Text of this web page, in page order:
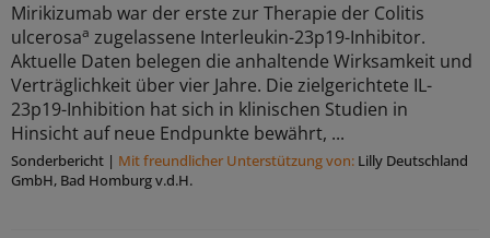
Mirikizumab war der erste zur Therapie der Colitis
ulcerosaa zugelassene Interleukin-23p19-Inhibitor.
Aktuelle Daten belegen die anhaltende Wirksamkeit und
Verträglichkeit über vier Jahre. Die zielgerichtete IL-
23p19-Inhibition hat sich in klinischen Studien in
Hinsicht auf neue Endpunkte bewährt, ...
Sonderbericht | Mit freundlicher Unterstützung von: Lilly Deutschland
GmbH, Bad Homburg v.d.H.